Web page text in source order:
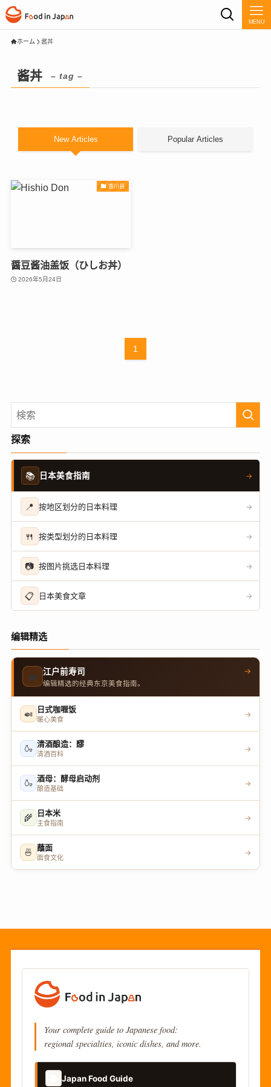
MENU
ホーム 酱丼
酱丼 – tag –
New Articles Popular Articles
香川县
醤豆酱油盖饭（ひしお丼）
2026年5月24日
1
探索
📚 日本美食指南 →
📍 按地区划分的日本料理 →
🍴 按类型划分的日本料理 →
📷 按图片挑选日本料理 →
📋 日本美食文章 →
编辑精选
🍣 江户前寿司
编辑精选的经典东京美食指南。
→
🍛 日式咖喱饭
暖心美食
→
🍶 清酒酿造：醪
清酒百科
→
🍶 酒母：酵母启动剂
酿造基础
→
🌾 日本米
主食指南
→
🍜 蘸面
面食文化
→
Your complete guide to Japanese food:
regional specialties, iconic dishes, and more.
Japan Food Guide